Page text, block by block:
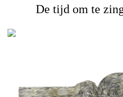
De tijd om te